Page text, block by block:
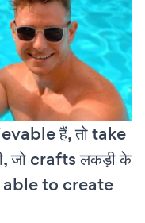
हैं, तो take
जो crafts लकड़ी के
able to create